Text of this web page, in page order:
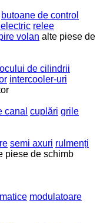
butoane de control
relee
volan alte piese de
de cilindrii
intercooler-uri
canal cuplări grile
semi axuri rulmenți
piese de schimb
modulatoare